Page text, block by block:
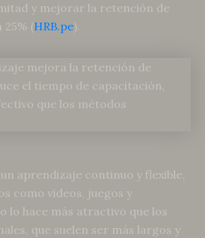
y mejorar la retención de
(HRB.pe).
aprendizaje continuo y flexible,
como videos, juegos y
lo hace más atractivo que los
que suelen ser más largos y